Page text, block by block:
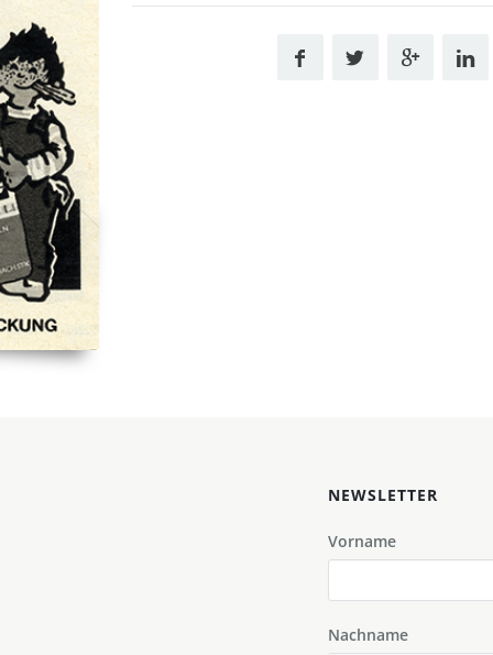
NEWSLETTER
Vorname
Nachname